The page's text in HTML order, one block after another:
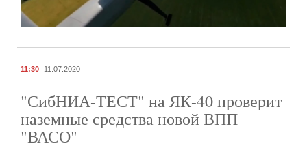
11:30 11.07.2020
"СибНИА-ТЕСТ" на ЯК-40 проверит
наземные средства новой ВПП
"ВАСО"